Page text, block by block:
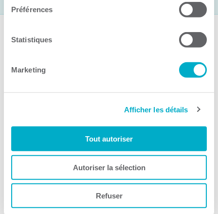
Préférences
Statistiques
Marketing
Afficher les détails
Tout autoriser
Autoriser la sélection
Refuser
Suivez-nous
Gala Radisson
Solutions RH